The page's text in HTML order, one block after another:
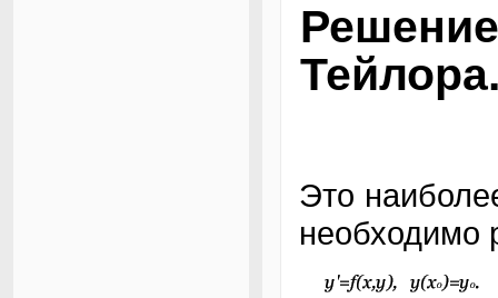
Это
необходимо